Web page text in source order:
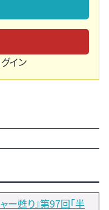
イン
甦り』第97回「半